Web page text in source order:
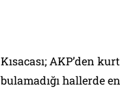
Kısacası; AKP’den
bulamadığı hallerde